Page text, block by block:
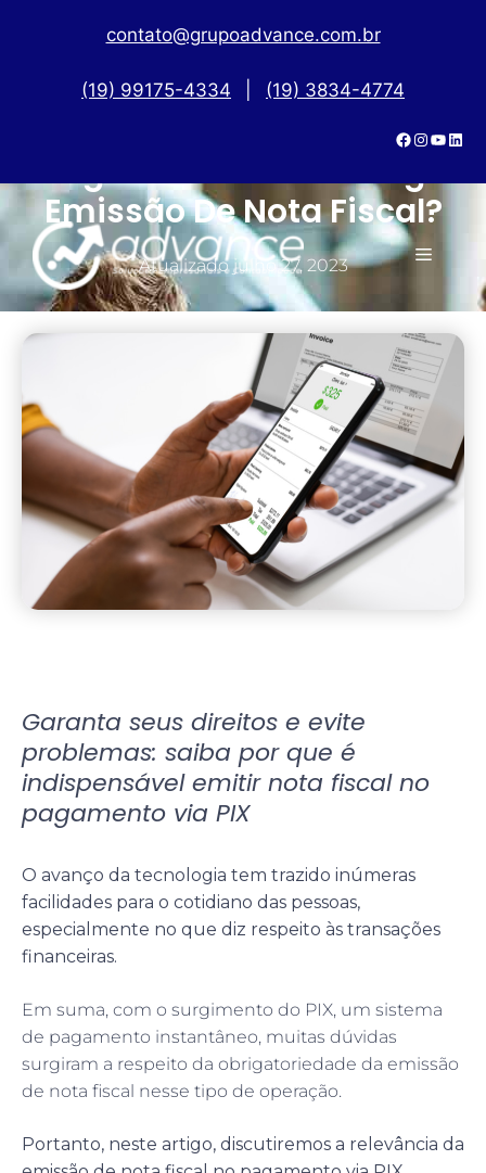
contato@grupoadvance.com.br
(19) 99175-4334 (19) 3834-4774
Pagamento Via Pix Exige
Emissão De Nota Fiscal?
Atualizado julho 27, 2023
Garanta seus direitos e evite
problemas: saiba por que é
indispensável emitir nota fiscal no
pagamento via PIX
O avanço da tecnologia tem trazido inúmeras
facilidades para o cotidiano das pessoas,
especialmente no que diz respeito às transações
financeiras.
Em suma, com o surgimento do PIX, um sistema
de pagamento instantâneo, muitas dúvidas
surgiram a respeito da obrigatoriedade da emissão
de nota fiscal nesse tipo de operação.
Portanto, neste artigo, discutiremos a relevância da